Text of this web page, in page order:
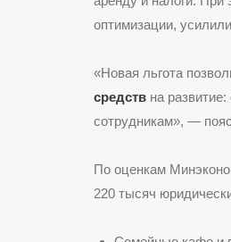
оптимизации,
«Новая льгота
средств на
сотрудникам», —
По оценкам
220 тысяч